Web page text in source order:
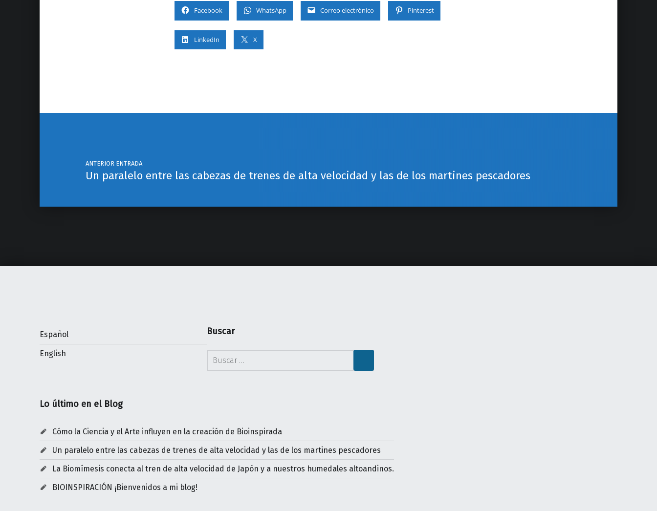
Facebook WhatsApp Correo electrónico Pinterest
LinkedIn X
Navegación de entradas
ANTERIOR ENTRADA
Un paralelo entre las cabezas de trenes de alta velocidad y las de los martines pescadores
Español
English
Buscar
Buscar:
Lo último en el Blog
Cómo la Ciencia y el Arte influyen en la creación de Bioinspirada
Un paralelo entre las cabezas de trenes de alta velocidad y las de los martines pescadores
La Biomímesis conecta al tren de alta velocidad de Japón y a nuestros humedales altoandinos.
BIOINSPIRACIÓN ¡Bienvenidos a mi blog!